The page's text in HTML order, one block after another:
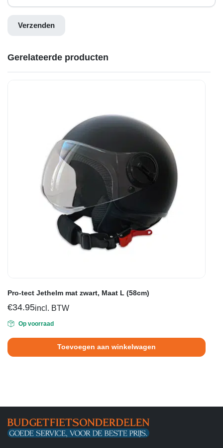
Gerelateerde producten
Pro-tect Jethelm mat zwart, Maat L (58cm)
€34.95incl. BTW
Op voorraad
Toevoegen aan winkelwagen